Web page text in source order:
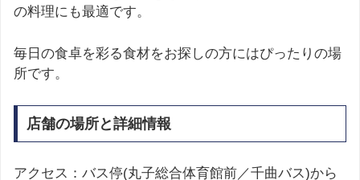
の料理にも最適です。
毎日の食卓を彩る食材をお探しの方にはぴったりの場
所です。
店舗の場所と詳細情報
アクセス：バス停(丸子総合体育館前／千曲バス)から